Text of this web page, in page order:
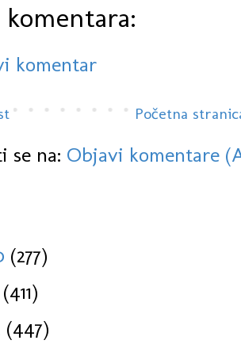
komentara:
komentar
Početna
se na: Objavi komentare
(277)
(411)
(447)